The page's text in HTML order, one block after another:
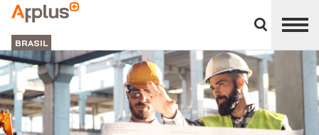
divisions
panel
APPLUS+
BRASIL